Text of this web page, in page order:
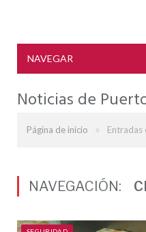
NAVEGAR
Noticias de
Página de inicio » Entradas
NAVEGACIÓN: